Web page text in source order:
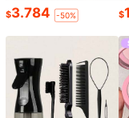
$3.784 -50% $